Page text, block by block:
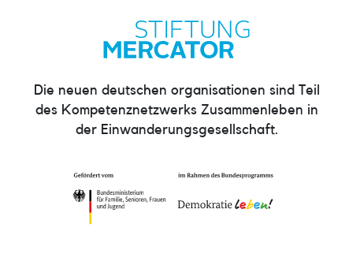
Die neuen deutschen organisationen sind Teil
des Kompetenznetzwerks Zusammenleben in
der Einwanderungsgesellschaft.